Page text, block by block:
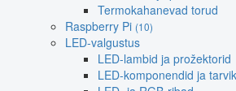
Termokahanevad torud
Raspberry Pi (10)
LED-valgustus
LED-lambid ja prožektorid
LED-komponendid ja